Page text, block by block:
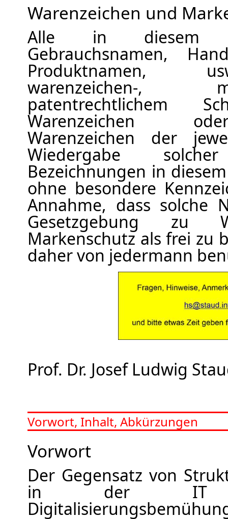
Warenzeichen und
Alle in diesem
Gebrauchsnamen,
Produktnamen,
warenzeichen-,
patentrechtlichem
Warenzeichen
Warenzeichen der
Wiedergabe
Bezeichnungen in
ohne besondere
Annahme, dass solche
Gesetzgebung zu
Markenschutz als frei zu
daher von jedermann
Prof. Dr. Josef Ludwig
Vorwort, Inhalt, Abkürzungen
Vorwort
Der Gegensatz von
in der IT